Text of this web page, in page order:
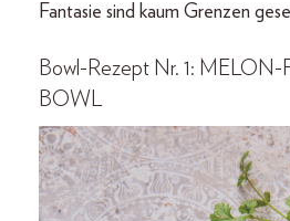
Fantasie sind kaum Grenzen
Bowl-Rezept Nr. 1:
BOWL